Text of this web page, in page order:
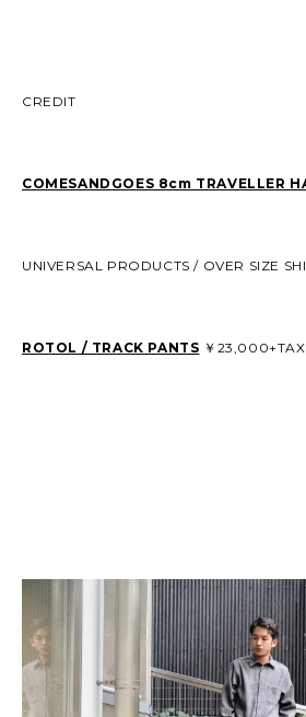
CREDIT
COMESANDGOES 8cm TRAVELLER
UNIVERSAL PRODUCTS / OVER SIZE
ROTOL / TRACK PANTS ￥23,000+TAX